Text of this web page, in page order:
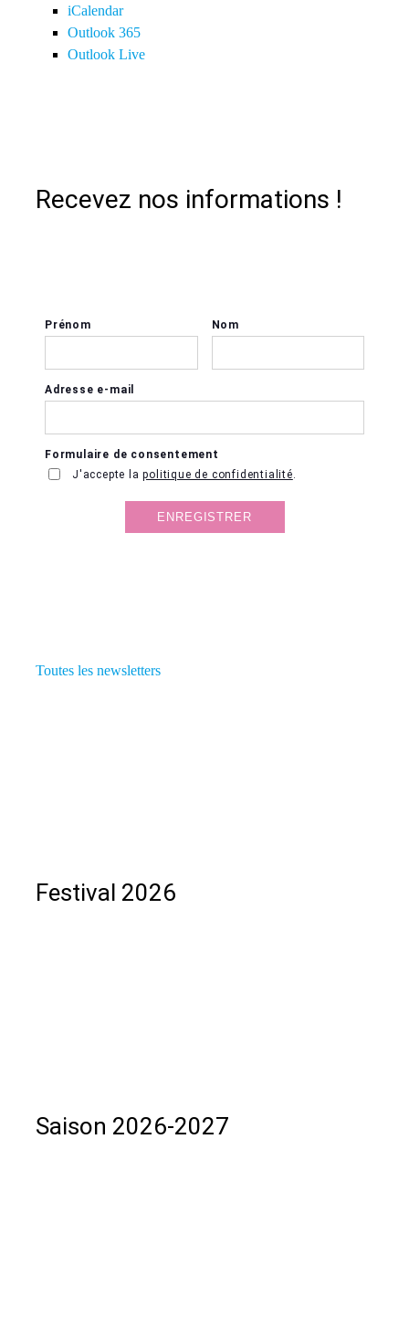
iCalendar
Outlook 365
Outlook Live
Recevez nos informations !
Toutes les newsletters
Festival 2026
Saison 2026-2027